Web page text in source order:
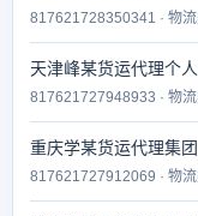
817621728350341 · 物
天津峰某货运代理个
817621727948933 · 物
重庆学某货运代理集
817621727912069 · 物